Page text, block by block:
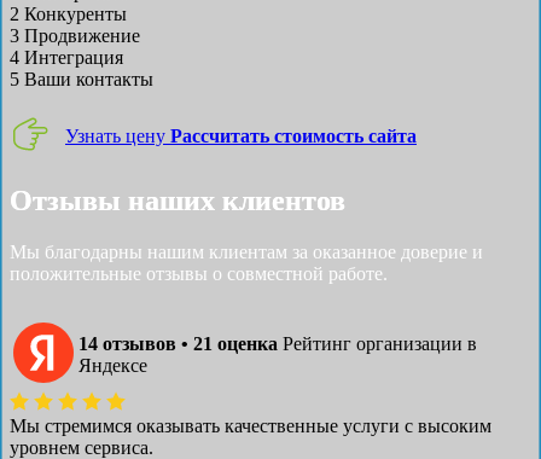
2 Конкуренты
3 Продвижение
4 Интеграция
5 Ваши контакты
Узнать цену Рассчитать стоимость сайта
Отзывы наших клиентов
Мы благодарны нашим клиентам за оказанное доверие и
положительные отзывы о совместной работе.
14 отзывов • 21 оценка Рейтинг организации в
Яндексе
Мы стремимся оказывать качественные услуги с высоким
уровнем сервиса.